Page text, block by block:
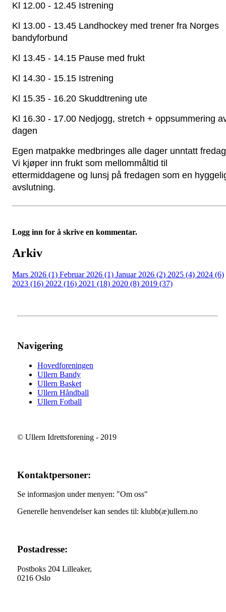
Kl 12.00 - 12.45 Istrening
Kl 13.00 - 13.45 Landhockey med trener fra Norges
bandyforbund
Kl 13.45 - 14.15 Pause med frukt
Kl 14.30 - 15.15 Istrening
Kl 15.35 - 16.20 Skuddtrening ute
Kl 16.30 - 17.00 Nedjogg, stretch + oppsummering
dagen
Egen matpakke medbringes alle dager unntatt
Vi kjøper inn frukt som mellommåltid til
ettermiddagene og lunsj på fredagen som en
avslutning.
Logg inn for å skrive en kommentar.
Arkiv
Mars 2026 (1) Februar 2026 (1) Januar 2026 (2) 2025 (4) 2024 (6)
2023 (16) 2022 (16) 2021 (18) 2020 (8) 2019 (37)
Navigering
Hovedforeningen
Ullern Bandy
Ullern Basket
Ullern Håndball
Ullern Fotball
© Ullern Idrettsforening - 2019
Kontaktpersoner:
Se informasjon under menyen: "Om oss"
Generelle henvendelser kan sendes til: klubb(æ)ullern.no
Postadresse:
Postboks 204 Lilleaker,
0216 Oslo